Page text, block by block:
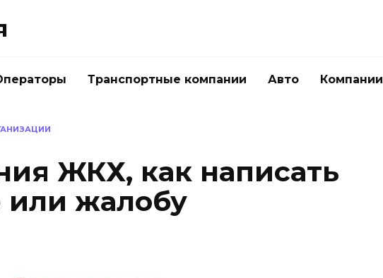
Транспортные компании Авто Компании
ЖКХ, как написать
жалобу